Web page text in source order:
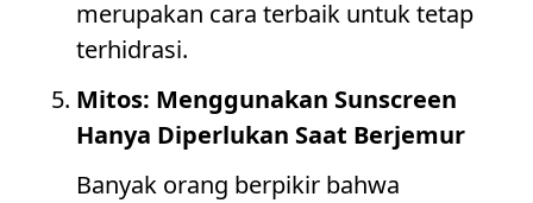
merupakan cara terbaik untuk tetap
terhidrasi.
Mitos: Menggunakan Sunscreen
Hanya Diperlukan Saat Berjemur
Banyak orang berpikir bahwa